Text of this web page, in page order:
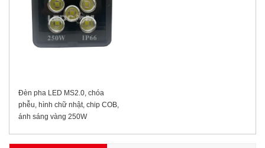
Đèn pha LED MS2.0, chóa
phễu, hình chữ nhật, chip COB,
ánh sáng vàng 250W